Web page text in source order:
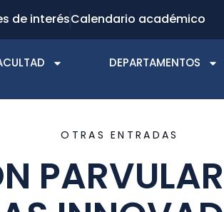
de interésCalendario académico
DEPARTAMENTOS
OTRAS ENTRADAS